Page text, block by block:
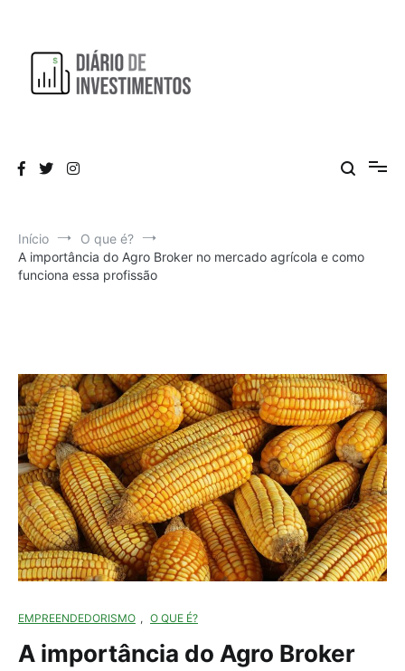
conteúdo
Início
O que é?
A importância do Agro Broker no mercado agrícola e como
funciona essa profissão
EMPREENDEDORISMO , O QUE É?
A importância do Agro Broker